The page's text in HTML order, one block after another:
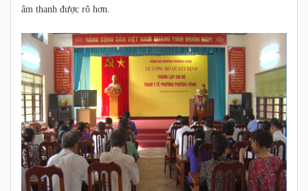
âm thanh được rõ hơn.